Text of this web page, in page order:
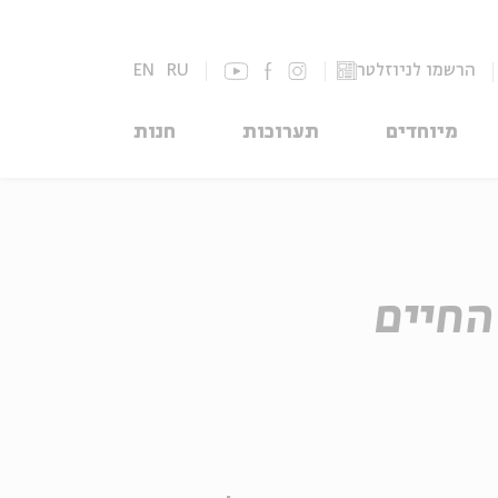
הרשמו לניוזלטר EN RU
מיוחדים תערוכות חנות